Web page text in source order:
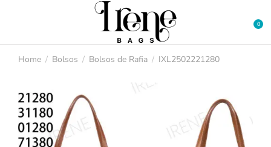
You are here:
Home Bolsos Bolsos de Rafia IXL2502221280